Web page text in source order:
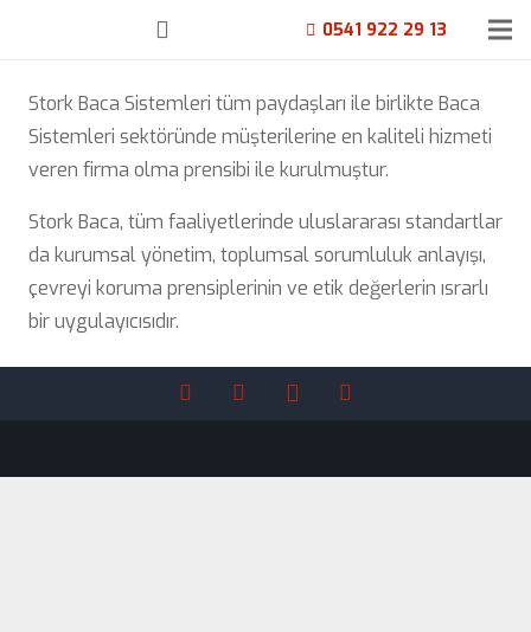
0541 922 29 13
Stork Baca Sistemleri tüm paydaşları ile birlikte Baca
Sistemleri sektöründe müşterilerine en kaliteli hizmeti
veren firma olma prensibi ile kurulmuştur.
Stork Baca, tüm faaliyetlerinde uluslararası standartlar
da kurumsal yönetim, toplumsal sorumluluk anlayışı,
çevreyi koruma prensiplerinin ve etik değerlerin ısrarlı
bir uygulayıcısıdır.